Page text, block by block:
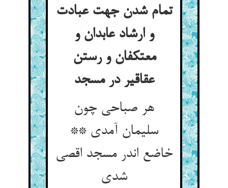
تمام شدن جهت عبادت
و ارشاد عابدان و
معتکفان و رستن
عقاقیر در مسجد
هر صباحی چون
سلیمان آمدی **
خاضع اندر مسجد اقصی
شدی